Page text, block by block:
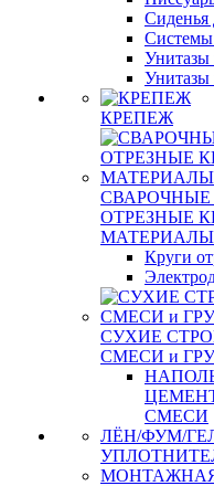
Сиденья
Системы
Унитазы
Унитазы
КРЕПЕЖ
СВАРОЧНЫЕ
ОТРЕЗНЫЕ
МАТЕРИАЛЫ
Круги
СУХИЕ
СМЕСИ и
СМЕСИ
ЛЁН/ФУМ/